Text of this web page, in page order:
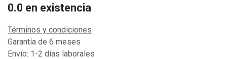
0.0 en existencia
Términos y condiciones
Garantía de 6 meses
Envío: 1-2 días laborales